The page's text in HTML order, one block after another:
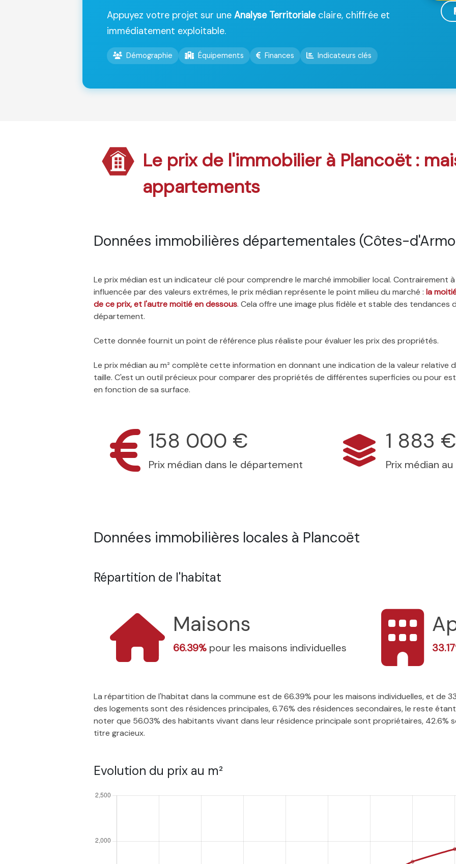
Appuyez votre projet sur une Analyse Territorialeclaire, chiffrée et
immédiatement exploitable.
Démographie Équipements Finances Indicateurs clés
Le prix de l'immobilier à Plancoët :
appartements
Données immobilières départementales (Côtes-
Le prix médian est un indicateur clé pour comprendre le marché immobilier local. Contrairement
influencée par des valeurs extrêmes, le prix médian représente le point milieu du marché : la
de ce prix, et l'autre moitié en dessous. Cela offre une image plus fidèle et stable des tendances
département.
Cette donnée fournit un point de référence plus réaliste pour évaluer les prix des propriétés.
Le prix médian au m² complète cette information en donnant une indication de la valeur relative
taille. C'est un outil précieux pour comparer des propriétés de différentes superficies ou pour
en fonction de sa surface.
158 000 €
Prix médian dans le département
1 883
Prix médian
Données immobilières locales à Plancoët
Répartition de l'habitat
Maisons
66.39% pour les maisons individuelles
La répartition de l'habitat dans la commune est de 66.39% pour les maisons individuelles, et de
des logements sont des résidences principales, 6.76% des résidences secondaires, le reste
noter que 56.03% des habitants vivant dans leur résidence principale sont propriétaires, 42.6%
titre gracieux.
Evolution du prix au m²